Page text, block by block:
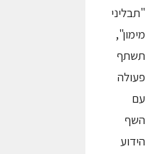
"תבליני
מימון",
תשתף
פעולה
עם
השף
הידוע